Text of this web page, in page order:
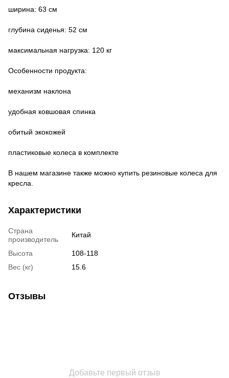
ширина: 63 см
глубина сиденья: 52 см
максимальная нагрузка: 120 кг
Особенности продукта:
механизм наклона
удобная ковшовая спинка
обитый экокожей
пластиковые колеса в комплекте
В нашем магазине также можно купить резиновые колеса для
кресла.
Характеристики
Страна
производитель
Китай
Высота
108-118
Вес (кг)
15.6
Отзывы
Добавьте первый отзыв